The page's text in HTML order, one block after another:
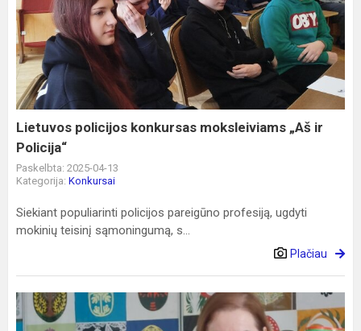
policijos
konkursas
moksleiviams
„Aš
Policija“
Lietuvos policijos konkursas moksleiviams „Aš ir
Policija“
Paskelbta: 2025-04-13
Kategorija: Konkursai
Siekiant populiarinti policijos pareigūno profesiją, ugdyti
mokinių teisinį sąmoningumą, s...
Plačiau
SVEČIUOSE
PAS